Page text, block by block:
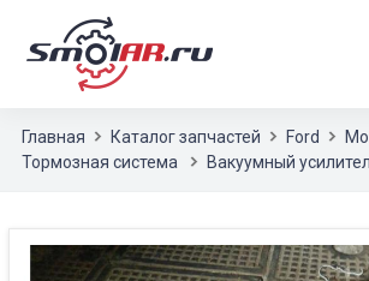
Главная Каталог запчастей Ford
Тормозная система
Вакуумный